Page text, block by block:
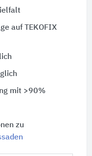
auf TEKOFIX
mit >90%
zu